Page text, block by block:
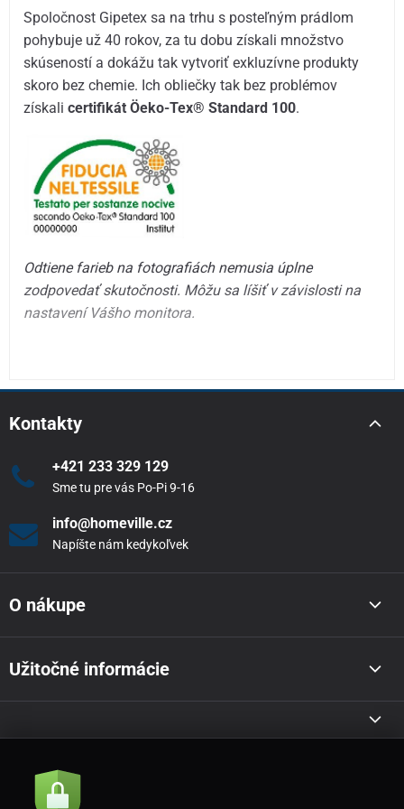
Spoločnost Gipetex sa na trhu s posteľným prádlom
pohybuje už 40 rokov, za tu dobu získali množstvo
skúseností a dokážu tak vytvoriť exkluzívne produkty
skoro bez chemie. Ich obliečky tak bez problémov
získalicertifikát Öeko-Tex® Standard 100.
Odtiene farieb na fotografiách nemusia úplne
zodpovedať skutočnosti. Môžu sa líšiť v závislosti na
nastavení Vášho monitora.
Kontakty
+421 233 329 129
Sme tu pre vás Po-Pi 9-16
info@homeville.cz
Napíšte nám kedykoľvek
O nákupe
Užitočné informácie
Akcie a novinky e-mailom